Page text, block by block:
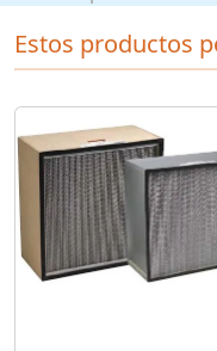
Estos productos